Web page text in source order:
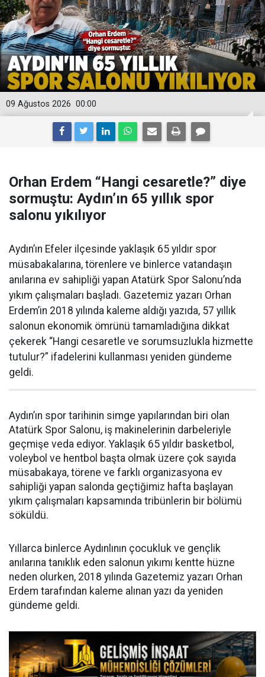
00:00
09 Ağustos 2026
Orhan Erdem “Hangi cesaretle?” diye
sormuştu: Aydın’ın 65 yıllık spor
salonu yıkılıyor
Aydın’ın Efeler ilçesinde yaklaşık 65 yıldır spor
müsabakalarına, törenlere ve binlerce vatandaşın
anılarına ev sahipliği yapan Atatürk Spor Salonu’nda
yıkım çalışmaları başladı. Gazetemiz yazarı Orhan
Erdem’in 2018 yılında kaleme aldığı yazıda, 57 yıllık
salonun ekonomik ömrünü tamamladığına dikkat
çekerek “Hangi cesaretle ve sorumsuzlukla hizmette
tutulur?” ifadelerini kullanması yeniden gündeme
geldi.
Aydın’ın spor tarihinin simge yapılarından biri olan
Atatürk Spor Salonu, iş makinelerinin darbeleriyle
geçmişe veda ediyor. Yaklaşık 65 yıldır basketbol,
voleybol ve hentbol başta olmak üzere çok sayıda
müsabakaya, törene ve farklı organizasyona ev
sahipliği yapan salonda geçtiğimiz hafta başlayan
yıkım çalışmaları kapsamında tribünlerin bir bölümü
söküldü.
Yıllarca binlerce Aydınlının çocukluk ve gençlik
anılarına tanıklık eden salonun yıkımı kentte hüzne
neden olurken, 2018 yılında Gazetemiz yazarı Orhan
Erdem tarafından kaleme alınan yazı da yeniden
gündeme geldi.